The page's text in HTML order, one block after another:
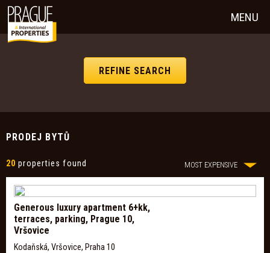
MENU
REFINE SEARCH
PRODEJ BYTŮ
20 properties found MOST EXPENSIVE
Generous luxury apartment 6+kk,
terraces, parking, Prague 10,
Vršovice
Kodaňská, Vršovice, Praha 10